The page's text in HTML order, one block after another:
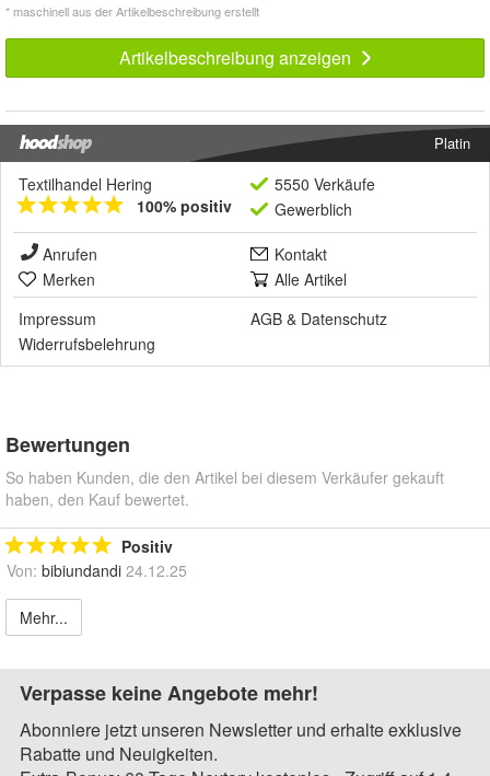
* maschinell aus der Artikelbeschreibung erstellt
Artikelbeschreibung anzeigen
Platin
Textilhandel Hering
100% positiv
5550 Verkäufe
Gewerblich
Anrufen
Kontakt
Merken
Alle Artikel
Impressum
AGB & Datenschutz
Widerrufsbelehrung
Bewertungen
So haben Kunden, die den Artikel bei diesem Verkäufer gekauft
haben, den Kauf bewertet.
Positiv
Von: bibiundandi 24.12.25
Mehr...
Verpasse keine Angebote mehr!
Abonniere jetzt unseren Newsletter und erhalte exklusive
Rabatte und Neuigkeiten.